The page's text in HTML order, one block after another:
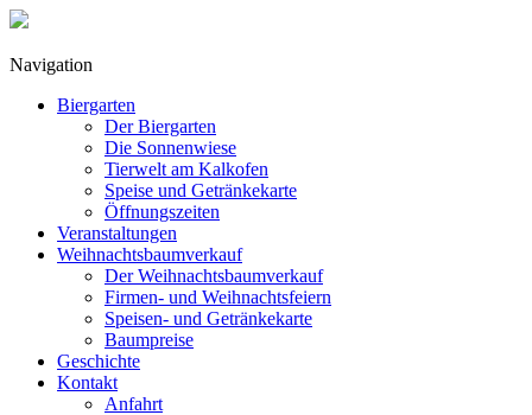
Navigation
Biergarten
Der Biergarten
Die Sonnenwiese
Tierwelt am Kalkofen
Speise und Getränkekarte
Öffnungszeiten
Veranstaltungen
Weihnachtsbaumverkauf
Der Weihnachtsbaumverkauf
Firmen- und Weihnachtsfeiern
Speisen- und Getränkekarte
Baumpreise
Geschichte
Kontakt
Anfahrt